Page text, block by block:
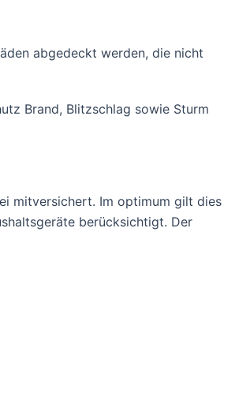
abgedeckt werden, die nicht
Brand, Blitzschlag sowie Sturm
mitversichert. Im optimum gilt dies
berücksichtigt. Der